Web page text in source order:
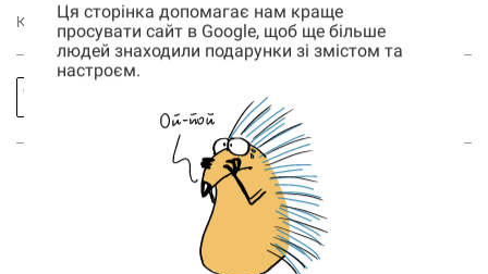
Кидай у кошик картину та лови дзен!
про товар
ВОЗМОЖНО, ТЕБЯ ТАКЖЕ
Ця сторінка допомагає нам краще
просувати сайт в Google, щоб ще більше
людей знаходили подарунки зі змістом та
настроєм.
Корзина 0 товары
Корзина пуста